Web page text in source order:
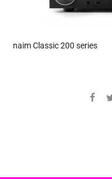
naim Classic 200 series